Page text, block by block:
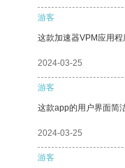
游客
这款加速器VPM应用程
2024-03-25
游客
这款app的用户界面简
2024-03-25
游客